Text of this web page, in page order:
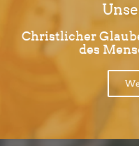
Christlicher
des